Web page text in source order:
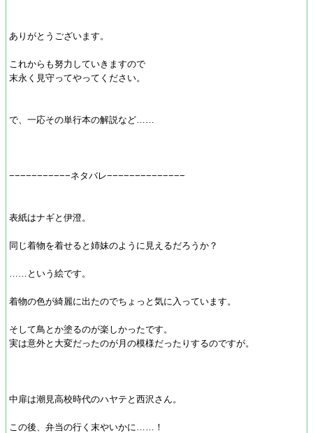
ありがとうございます。
これからも努力していきますので
末永く見守ってやってください。
で、一応その単行本の解説など……
−−−−−−−−−−−ネタバレ−−−−−−−−−−−−−−
表紙はナギと伊澄。
同じ着物を着せると姉妹のように見えるだろうか？
……という絵です。
着物の色が綺麗に出たのでちょっと気に入っています。
そして鳥とか塗るのが楽しかったです。
実は意外と大変だったのが月の模様だったりするのですが。
中扉は潮見高校時代のハヤテと西沢さん。
この後、弁当の行く末やいかに……！